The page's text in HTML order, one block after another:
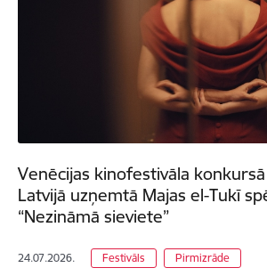
Venēcijas kinofestivāla
Latvijā uzņemtā Majas el-Tukī
“Nezināmā sieviete”
24.07.2026. Festivāls Pirmizrāde